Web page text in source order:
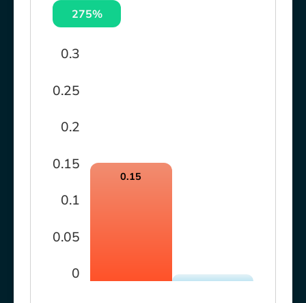
275%
0
0.05
0.1
0.15
0.2
0.25
0.3
0.15